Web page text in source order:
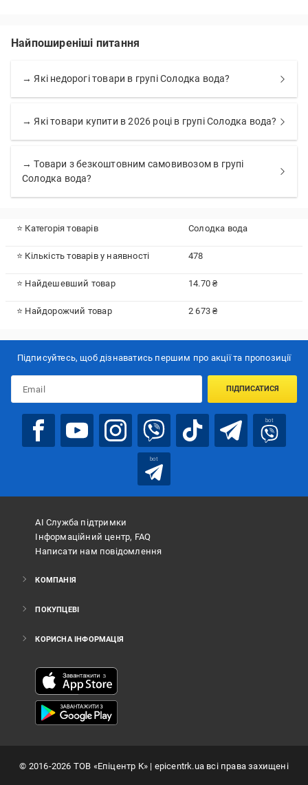
Найпоширеніші питання
→ Які недорогі товари в групі Солодка вода?
→ Які товари купити в 2026 році в групі Солодка вода?
→ Товари з безкоштовним самовивозом в групі
Солодка вода?
⭐ Категорія товарів Солодка вода
⭐ Кількість товарів у наявності 478
⭐ Найдешевший товар 14.70 ₴
⭐ Найдорожчий товар 2 673 ₴
Підписуйтесь, щоб дізнаватись першим про акції та пропозиції
ПІДПИСАТИСЯ
bot
bot
АІ Служба підтримки
Інформаційний центр, FAQ
Написати нам повідомлення
КОМПАНІЯ
ПОКУПЦЕВІ
КОРИСНА ІНФОРМАЦІЯ
© 2016-2026 ТОВ «Епіцентр К»| epicentrk.ua всі права захищені